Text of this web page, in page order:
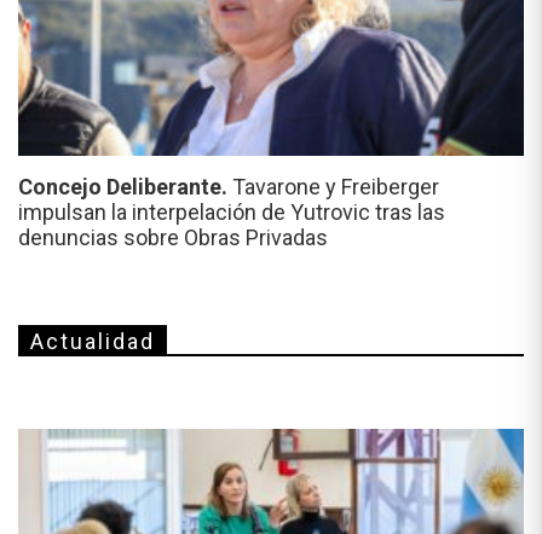
Concejo Deliberante. Tavarone y Freiberger
impulsan la interpelación de Yutrovic tras las
denuncias sobre Obras Privadas
Actualidad